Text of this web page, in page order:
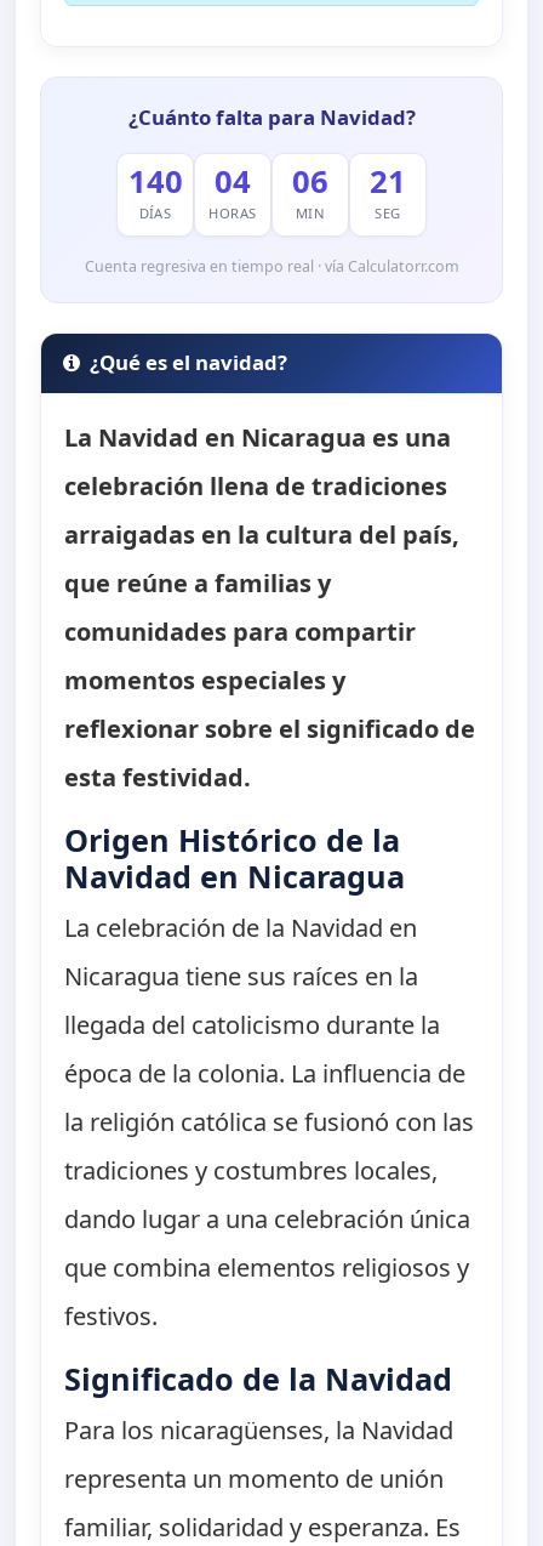
¿Cuánto falta para Navidad?
140
DÍAS
04
HORAS
06
MIN
20
SEG
Cuenta regresiva en tiempo real · vía Calculatorr.com
¿Qué es el navidad?
La Navidad en Nicaragua es una
celebración llena de tradiciones
arraigadas en la cultura del país,
que reúne a familias y
comunidades para compartir
momentos especiales y
reflexionar sobre el significado de
esta festividad.
Origen Histórico de la
Navidad en Nicaragua
La celebración de la Navidad en
Nicaragua tiene sus raíces en la
llegada del catolicismo durante la
época de la colonia. La influencia de
la religión católica se fusionó con las
tradiciones y costumbres locales,
dando lugar a una celebración única
que combina elementos religiosos y
festivos.
Significado de la Navidad
Para los nicaragüenses, la Navidad
representa un momento de unión
familiar, solidaridad y esperanza. Es